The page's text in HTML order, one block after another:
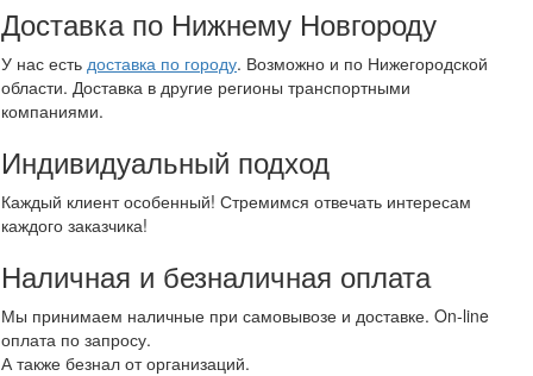
Доставка по Нижнему Новгороду
У нас есть доставка по городу. Возможно и по Нижегородской
области. Доставка в другие регионы транспортными
компаниями.
Индивидуальный подход
Каждый клиент особенный! Стремимся отвечать интересам
каждого заказчика!
Наличная и безналичная оплата
Мы принимаем наличные при самовывозе и доставке. On-line
оплата по запросу.
А также безнал от организаций.